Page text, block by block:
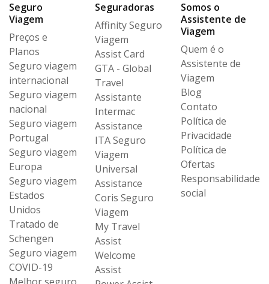
Seguro
Viagem
Preços e
Planos
Seguro viagem
internacional
Seguro viagem
nacional
Seguro viagem
Portugal
Seguro viagem
Europa
Seguro viagem
Estados
Unidos
Tratado de
Schengen
Seguro viagem
COVID-19
Seguradoras
Affinity Seguro
Viagem
Assist Card
GTA - Global
Travel
Assistante
Intermac
Assistance
ITA Seguro
Viagem
Universal
Assistance
Coris Seguro
Viagem
My Travel
Assist
Welcome
Assist
Somos o
Assistente de
Viagem
Quem é o
Assistente de
Viagem
Blog
Contato
Política de
Privacidade
Política de
Ofertas
Responsabilidade
social